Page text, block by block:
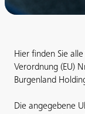
Hier finden Sie
Verordnung (EU)
Burgenland
Die angegebene